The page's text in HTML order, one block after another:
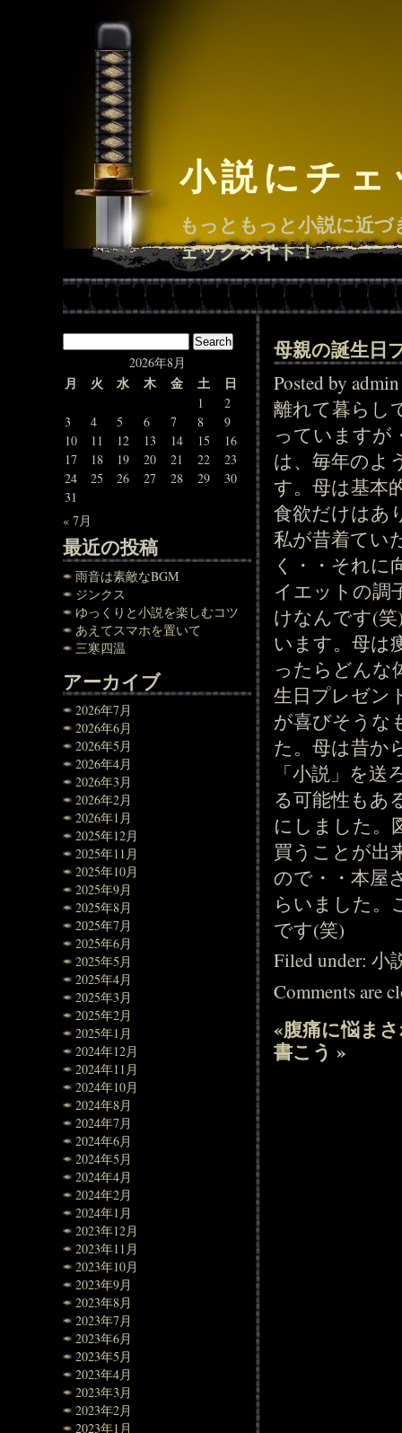
小説にチ
もっともっと小説に近
ェックメイト！
2026年8月
月 火 水 木 金 土 日
1
2
3
4 5 6 7 8
9
10
11 12 13 14 15
16
17
18 19 20 21 22
23
24
25 26 27 28 29
30
31
« 7月
最近の投稿
雨音は素敵なBGM
ジンクス
ゆっくりと小説を楽しむコツ
あえてスマホを置いて
三寒四温
アーカイブ
2026年7月
2026年6月
2026年5月
2026年4月
2026年3月
2026年2月
2026年1月
2025年12月
2025年11月
2025年10月
2025年9月
2025年8月
2025年7月
2025年6月
2025年5月
2025年4月
2025年3月
2025年2月
2025年1月
2024年12月
2024年11月
2024年10月
2024年8月
2024年7月
2024年6月
2024年5月
2024年4月
2024年2月
2024年1月
2023年12月
2023年11月
2023年10月
2023年9月
2023年8月
2023年7月
2023年6月
2023年5月
2023年4月
2023年3月
2023年2月
2023年1月
母親の誕生日
Posted by
離れて暮らし
っていますが
は、毎年のよ
す。母は基本
食欲だけはあ
私が昔着てい
く・・それに
イエットの調
けなんです(
います。母は
ったらどんな
生日プレゼン
が喜びそうな
た。母は昔か
「小説」を
る可能性もあ
にしました。
買うことが出
ので・・本屋
らいました。
です(笑)
Filed under:小
Comments are
«腹痛に悩ま
書こう »